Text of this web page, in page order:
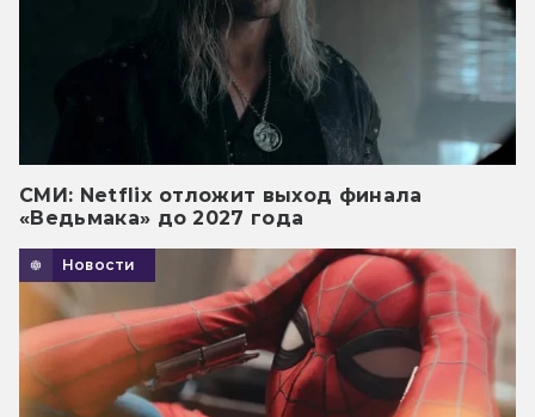
СМИ: Netflix отложит выход финала
«Ведьмака» до 2027 года
Новости